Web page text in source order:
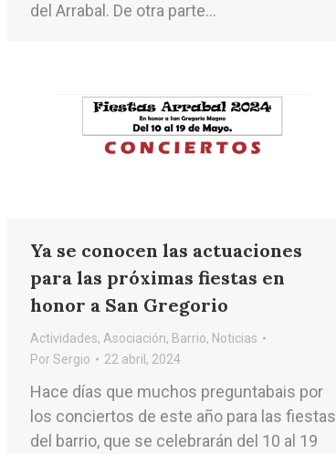
del Arrabal. De otra parte…
Ya se conocen las actuaciones
para las próximas fiestas en
honor a San Gregorio
Actividades, Asociación, Barrio, Noticias
PorSergio 22 abril, 2024
Hace días que muchos preguntabais por
los conciertos de este año para las fiestas
del barrio, que se celebrarán del 10 al 19